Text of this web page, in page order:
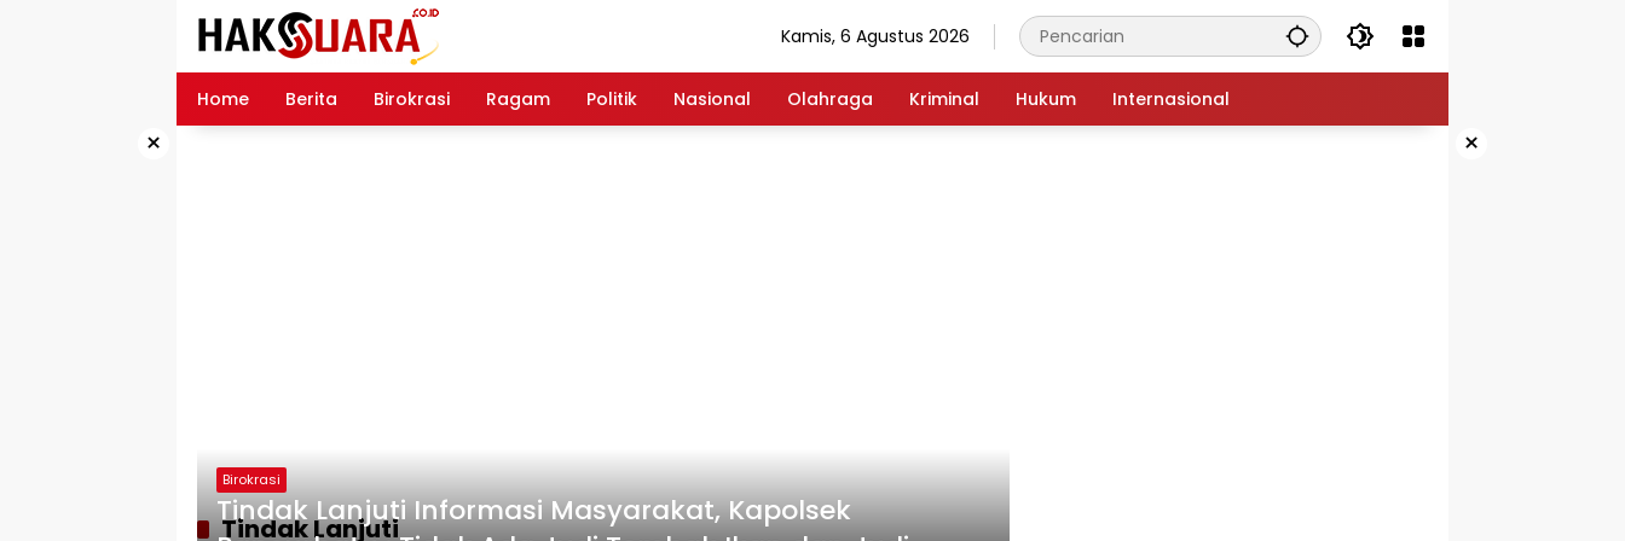
Kamis, 6 Agustus 2026
Home Berita Birokrasi Ragam Politik Nasional Olahraga Kriminal Hukum Internasional
× ×
Tindak Lanjuti
Birokrasi
Tindak Lanjuti Informasi Masyarakat, Kapolsek